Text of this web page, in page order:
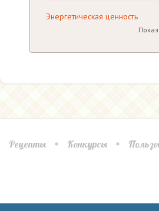
Энергетическая ценность
Рецепты Конкурсы